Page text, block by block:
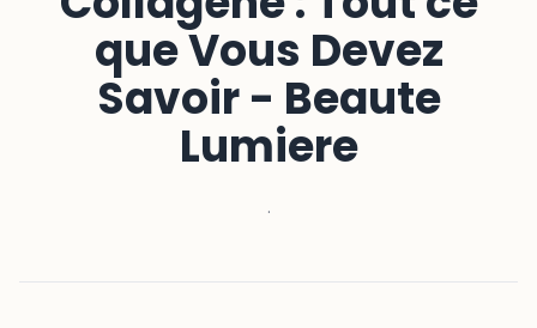
que Vous Devez
Savoir - Beaute
Lumiere
·